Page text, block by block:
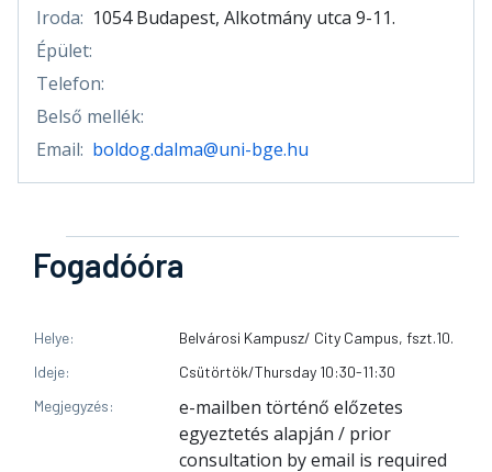
Iroda: 1054 Budapest, Alkotmány utca 9-11.
Épület:
Telefon:
Belső mellék:
Email: boldog.dalma@uni-bge.hu
Fogadóóra
Helye
Belvárosi Kampusz/ City Campus, fszt.10.
Ideje
Csütörtök/Thursday 10:30-11:30
Megjegyzés
e-mailben történő előzetes
egyeztetés alapján / prior
consultation by email is required